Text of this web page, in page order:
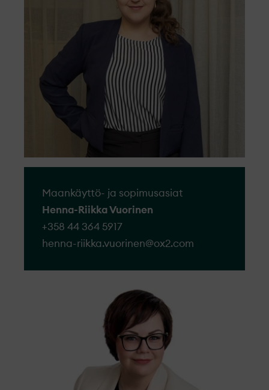
Kestävyys on luontainen osa
hankkeitamme aina varhaisesta
suunnitteluvaiheesta rakentamiseen ja
hallinnointiin saakka.
kunnioittavasti, objektiivisesti ja
tehokkaasti.
Siirry lomakkeeseen
Maankäyttö- ja sopimusasiat
Henna-Riikka Vuorinen
+358 44 364 5917
henna-riikka.vuorinen@​ox2.com